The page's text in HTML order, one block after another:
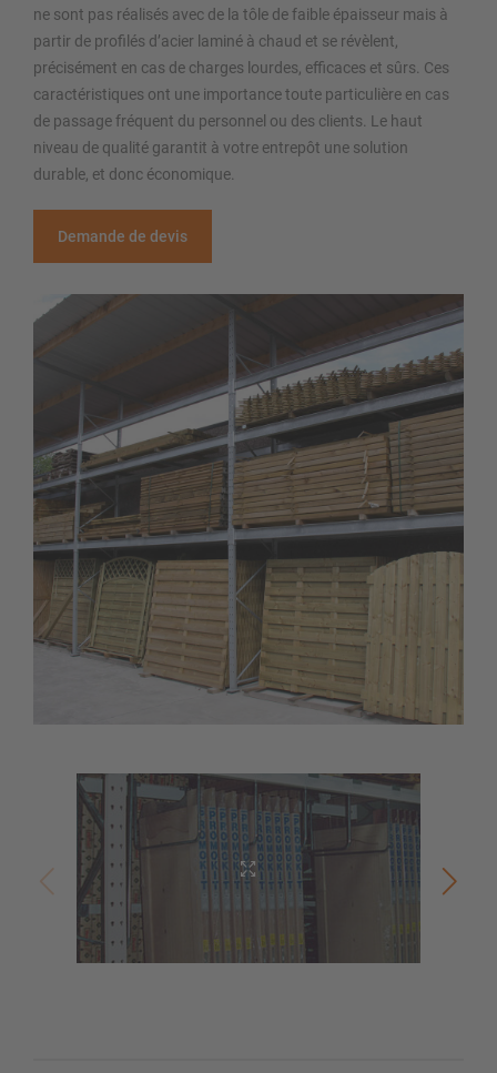
ne sont pas réalisés avec de la tôle de faible épaisseur mais à
partir de profilés d’acier laminé à chaud et se révèlent,
précisément en cas de charges lourdes, efficaces et sûrs. Ces
caractéristiques ont une importance toute particulière en cas
de passage fréquent du personnel ou des clients. Le haut
niveau de qualité garantit à votre entrepôt une solution
durable, et donc économique.
Demande de devis